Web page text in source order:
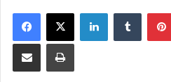
email
Facebook
X LinkedInTumblr
Share via Email Print